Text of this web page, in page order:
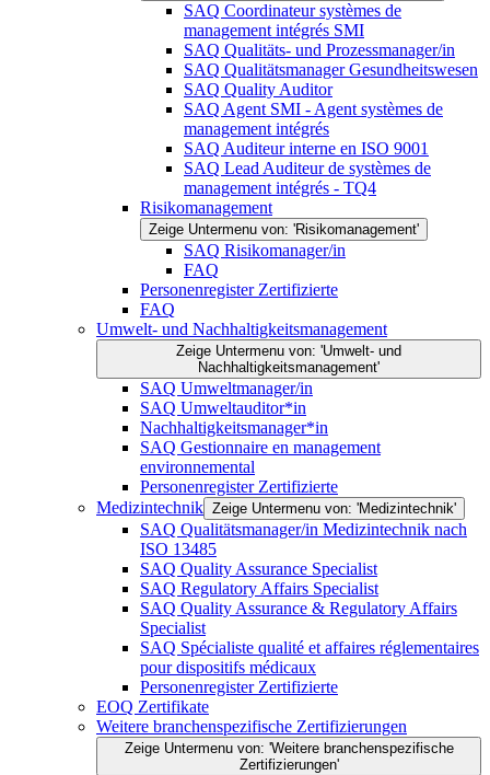
SAQ Coordinateur systèmes de
management intégrés SMI
SAQ Qualitäts- und Prozessmanager/in
SAQ Qualitätsmanager Gesundheitswesen
SAQ Quality Auditor
SAQ Agent SMI - Agent systèmes de
management intégrés
SAQ Auditeur interne en ISO 9001
SAQ Lead Auditeur de systèmes de
management intégrés - TQ4
Risikomanagement
Zeige Untermenu von: 'Risikomanagement'
SAQ Risikomanager/in
FAQ
Personenregister Zertifizierte
FAQ
Umwelt- und Nachhaltigkeitsmanagement
Zeige Untermenu von: 'Umwelt- und
Nachhaltigkeitsmanagement'
SAQ Umweltmanager/in
SAQ Umweltauditor*in
Nachhaltigkeitsmanager*in
SAQ Gestionnaire en management
environnemental
Personenregister Zertifizierte
Medizintechnik Zeige Untermenu von: 'Medizintechnik'
SAQ Qualitätsmanager/in Medizintechnik nach
ISO 13485
SAQ Quality Assurance Specialist
SAQ Regulatory Affairs Specialist
SAQ Quality Assurance & Regulatory Affairs
Specialist
SAQ Spécialiste qualité et affaires réglementaires
pour dispositifs médicaux
Personenregister Zertifizierte
EOQ Zertifikate
Weitere branchenspezifische Zertifizierungen
Zeige Untermenu von: 'Weitere branchenspezifische
Zertifizierungen'